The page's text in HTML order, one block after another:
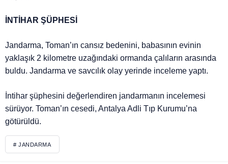
İNTİHAR ŞÜPHESİ
Jandarma, Toman’ın cansız bedenini, babasının evinin
yaklaşık 2 kilometre uzağındaki ormanda çalıların arasında
buldu. Jandarma ve savcılık olay yerinde inceleme yaptı.
İntihar şüphesini değerlendiren jandarmanın incelemesi
sürüyor. Toman’ın cesedi, Antalya Adli Tıp Kurumu’na
götürüldü.
# JANDARMA